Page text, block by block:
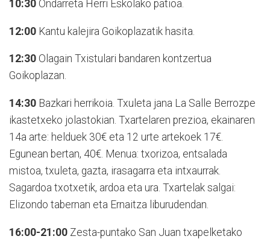
10:30 Ondarreta Herri Eskolako patioa.
12:00 Kantu kalejira Goikoplazatik hasita.
12:30 Olagain Txistulari bandaren kontzertua
Goikoplazan.
14:30 Bazkari herrikoia. Txuleta jana La Salle Berrozpe
ikastetxeko jolastokian. Txartelaren prezioa, ekainaren
14a arte: helduek 30€ eta 12 urte artekoek 17€.
Egunean bertan, 40€. Menua: txorizoa, entsalada
mistoa, txuleta, gazta, irasagarra eta intxaurrak.
Sagardoa txotxetik, ardoa eta ura. Txartelak salgai:
Elizondo tabernan eta Ernaitza liburudendan.
16:00-21:00 Zesta-puntako San Juan txapelketako